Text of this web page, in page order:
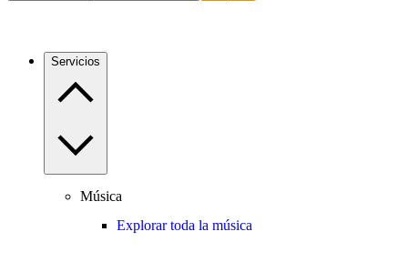
Servicios
Música
Explorar toda la música